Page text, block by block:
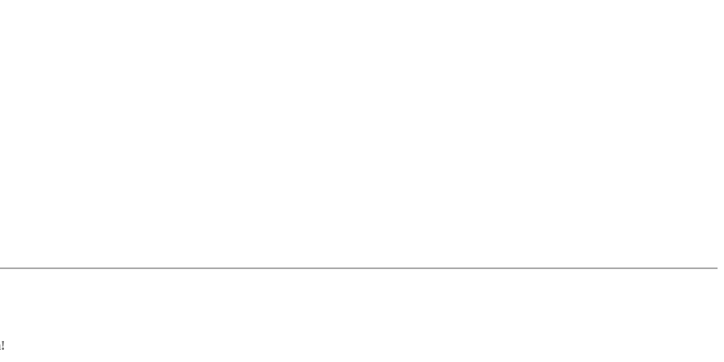
attaquantes, mais de piètres défenseuses. Elles n'aiment pas le sale boulot et attendent souvent que les autres pièces leur
emplacement pour les ♕♛ au début du milieu de partie, comment faire naviguer cette pièce sur l'échiquier, comment
place derrière le ♙. Pourtant, il y a bien plus à apprendre sur cette pièce discrète! Explorons ensemble comment les ♖♜ devraient
ouvertes et comment elles se joignent parfois à une attaque mortelle, en étant transférées devant la chaîne de ♙♙. Nous
board graphics, notation and a large function bar